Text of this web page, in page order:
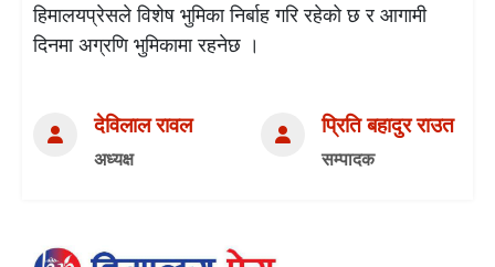
हिमालयप्रेसले विशेष भुमिका निर्बाह गरि रहेको छ र आगामी
दिनमा अग्रणि भुमिकामा रहनेछ ।
देविलाल रावल
अध्यक्ष
प्रिति बहादुर राउत
सम्पादक